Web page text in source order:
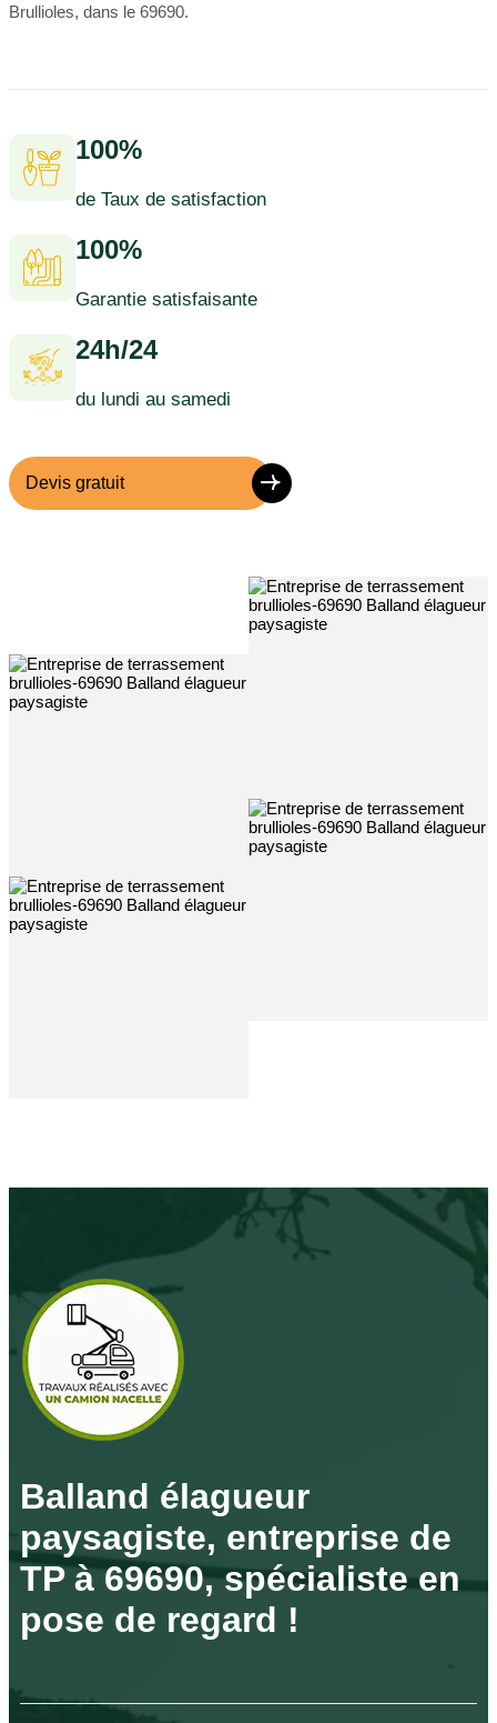
Brullioles, dans le 69690.
100%
de Taux de satisfaction
100%
Garantie satisfaisante
24h/24
du lundi au samedi
Devis gratuit
Balland élagueur
paysagiste, entreprise de
TP à 69690, spécialiste en
pose de regard !